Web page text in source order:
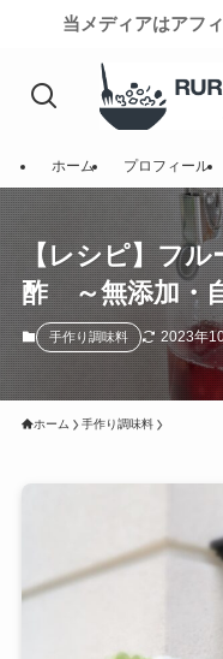
当メディアはアフ
ホーム プロフィール
【レシピ】フル
酢 ～無添加・
手作り調味料 2023年
ホーム 手作り調味料